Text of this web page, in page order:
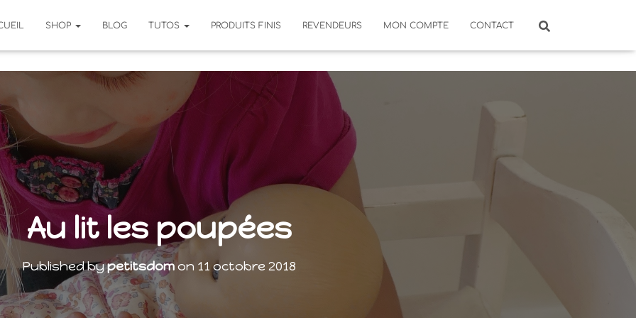
SHOP BLOG TUTOS PRODUITS FINIS REVENDEURS MON COMPTE CONTACT
Au lit les poupées
Published bypetitsdomon 11 octobre 2018